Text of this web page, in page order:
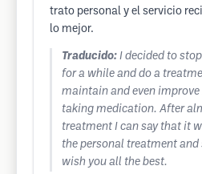
trato personal y el servicio
lo mejor.
Traducido: I decided to
for a while and do a
maintain and even
taking medication. After
treatment I can say that it
the personal treatment and
wish you all the best.